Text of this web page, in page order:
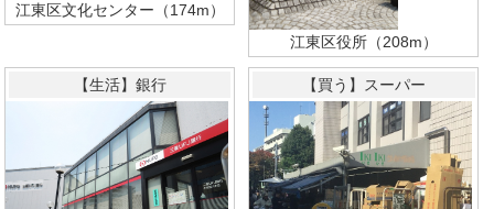
江東区文化センター（174m）
江東区役所（208m）
【生活】銀行 【買う】スーパー